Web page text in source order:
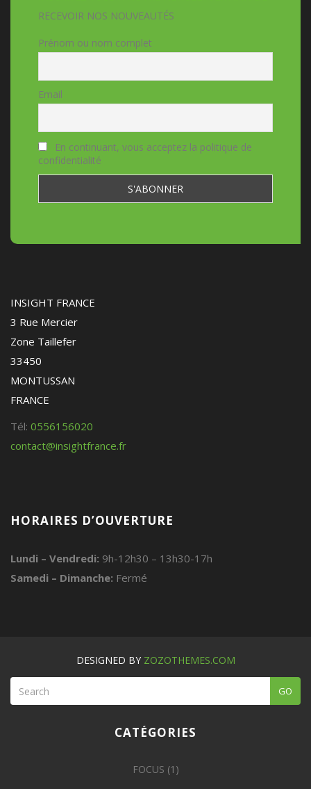
RECEVOIR NOS NOUVEAUTÉS
Prénom ou nom complet
Email
En continuant, vous acceptez la politique de
confidentialité
INSIGHT FRANCE
3 Rue Mercier
Zone Taillefer
33450
MONTUSSAN
FRANCE
Tél: 0556156020
contact@insightfrance.fr
HORAIRES D’OUVERTURE
Lundi – Vendredi: 9h-12h30 – 13h30-17h
Samedi – Dimanche: Fermé
DESIGNED BY ZOZOTHEMES.COM
GO
CATÉGORIES
FOCUS (1)